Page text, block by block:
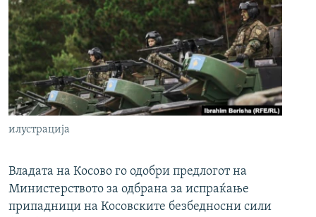
илустрација
Владата на Косово го одобри предлогот на
Министерството за одбрана за испраќање
припадници на Косовските безбедносни сили